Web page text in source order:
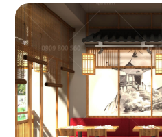
69
BANGKOK BBQ
Lẩu nướng Thái Lan